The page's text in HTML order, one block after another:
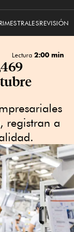
REVISIÓN
Lectura 2:00 min
registran a